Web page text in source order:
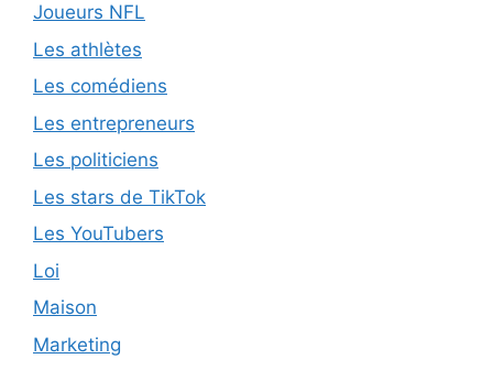
Joueurs NFL
Les athlètes
Les comédiens
Les entrepreneurs
Les politiciens
Les stars de TikTok
Les YouTubers
Loi
Maison
Marketing